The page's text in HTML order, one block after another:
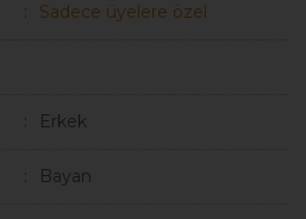
Sadece üyelere özel
Erkek
Bayan